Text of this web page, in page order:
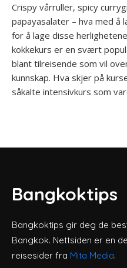
Crispy vårruller, spicy
papayasalater – hva med å
for å lage disse
kokkekurs er en svært
blant tilreisende som vil
kunnskap. Hva skjer på
såkalte intensivkurs som
Bangkoktips
Bangkoktips gir deg de
Bangkok. Nettsiden er en
reisesider fra Mita Media.